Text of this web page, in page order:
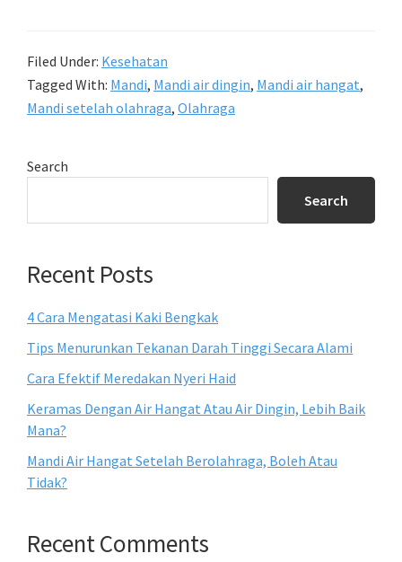
Filed Under: Kesehatan
Tagged With: Mandi, Mandi air dingin, Mandi air hangat,
Mandi setelah olahraga, Olahraga
Primary
Search
Search
Recent Posts
4 Cara Mengatasi Kaki Bengkak
Tips Menurunkan Tekanan Darah Tinggi Secara Alami
Cara Efektif Meredakan Nyeri Haid
Keramas Dengan Air Hangat Atau Air Dingin, Lebih Baik
Mana?
Mandi Air Hangat Setelah Berolahraga, Boleh Atau
Tidak?
Recent Comments